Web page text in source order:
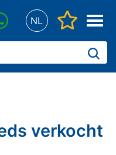
NL Menu
verkocht